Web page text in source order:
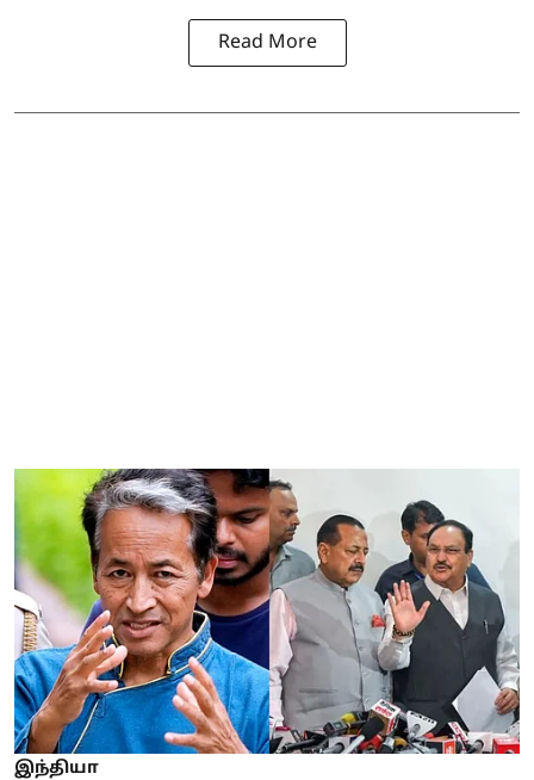
Read More
இந்தியா